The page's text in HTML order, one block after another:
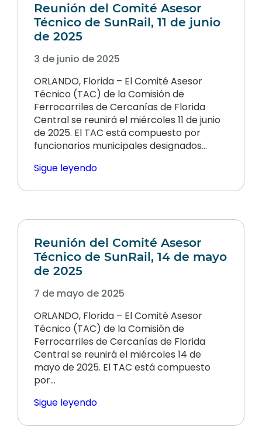
Reunión del Comité Asesor
Técnico de SunRail, 11 de junio
de 2025
3 de junio de 2025
ORLANDO, Florida – El Comité Asesor
Técnico (TAC) de la Comisión de
Ferrocarriles de Cercanías de Florida
Central se reunirá el miércoles 11 de junio
de 2025. El TAC está compuesto por
funcionarios municipales designados…
Sigue leyendo
Reunión del Comité Asesor
Técnico de SunRail, 14 de mayo
de 2025
7 de mayo de 2025
ORLANDO, Florida – El Comité Asesor
Técnico (TAC) de la Comisión de
Ferrocarriles de Cercanías de Florida
Central se reunirá el miércoles 14 de
mayo de 2025. El TAC está compuesto
por…
Sigue leyendo